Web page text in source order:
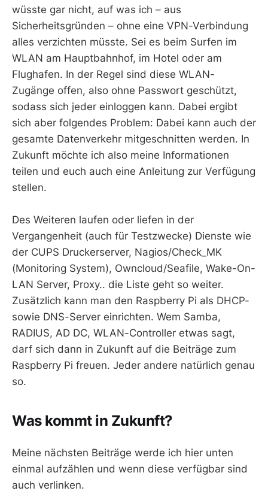
wüsste gar nicht, auf was ich – aus
Sicherheitsgründen – ohne eine VPN-Verbindung
alles verzichten müsste. Sei es beim Surfen im
WLAN am Hauptbahnhof, im Hotel oder am
Flughafen. In der Regel sind diese WLAN-
Zugänge offen, also ohne Passwort geschützt,
sodass sich jeder einloggen kann. Dabei ergibt
sich aber folgendes Problem: Dabei kann auch der
gesamte Datenverkehr mitgeschnitten werden. In
Zukunft möchte ich also meine Informationen
teilen und euch auch eine Anleitung zur Verfügung
stellen.
Des Weiteren laufen oder liefen in der
Vergangenheit (auch für Testzwecke) Dienste wie
der CUPS Druckerserver, Nagios/Check_MK
(Monitoring System), Owncloud/Seafile, Wake-On-
LAN Server, Proxy.. die Liste geht so weiter.
Zusätzlich kann man den Raspberry Pi als DHCP-
sowie DNS-Server einrichten. Wem Samba,
RADIUS, AD DC, WLAN-Controller etwas sagt,
darf sich dann in Zukunft auf die Beiträge zum
Raspberry Pi freuen. Jeder andere natürlich genau
so.
Was kommt in Zukunft?
Meine nächsten Beiträge werde ich hier unten
einmal aufzählen und wenn diese verfügbar sind
auch verlinken.